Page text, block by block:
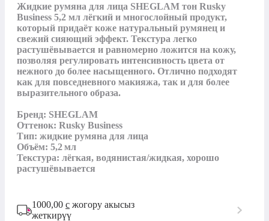
Жидкие румяна для лица SHEGLAM тон Rusky
Business 5,2 мл лёгкий и многослойный продукт,
который придаёт коже натуральный румянец и
свежий сияющий эффект. Текстура легко
растушёвывается и равномерно ложится на кожу,
позволяя регулировать интенсивность цвета от
нежного до более насыщенного. Отлично подходят
как для повседневного макияжа, так и для более
выразительного образа.
Бренд: SHEGLAM
Оттенок: Rusky Business
Тип: жидкие румяна для лица
Объём: 5,2 мл
Текстура: лёгкая, водянистая/жидкая, хорошо
растушёвывается
1000,00 с жогору акысыз
жеткирүү